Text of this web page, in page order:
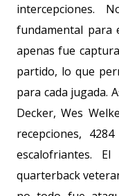
intercepciones.
fundamental para
apenas fue
partido, lo que
para cada jugada.
Decker, Wes
recepciones,
escalofriantes.
quarterback